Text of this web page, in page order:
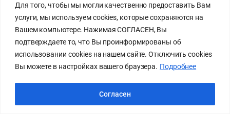
Для того, чтобы мы могли качественно предоставить Вам
услуги, мы используем cookies, которые сохраняются на
Вашем компьютере. Нажимая СОГЛАСЕН, Вы
подтверждаете то, что Вы проинформированы об
использовании cookies на нашем сайте. Отключить cookies
Вы можете в настройках вашего браузера. Подробнее
Согласен